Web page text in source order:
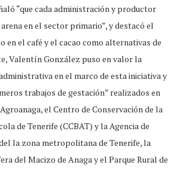
“que cada administración y productor
en el sector primario”, y destacó el
el café y el cacao como alternativas de
Valentín González puso en valor la
en el marco de esta iniciativa y
trabajos de gestación” realizados en
el Centro de Conservación de la
de Tenerife (CCBAT) y la Agencia de
la zona metropolitana de Tenerife, la
del Macizo de Anaga y el Parque Rural de